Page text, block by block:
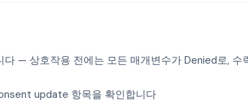
다 — 상호작용 전에는 모든 매개변수가 Denied로, 수
update 항목을 확인합니다